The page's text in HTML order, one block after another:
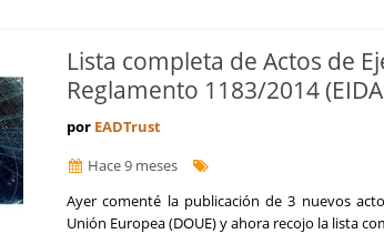
Lista completa de Actos de
Reglamento 1183/2014
por EADTrust
Hace 9 meses
Ayer comenté la publicación de 3 nuevos
Unión Europea (DOUE) y ahora recojo la lista